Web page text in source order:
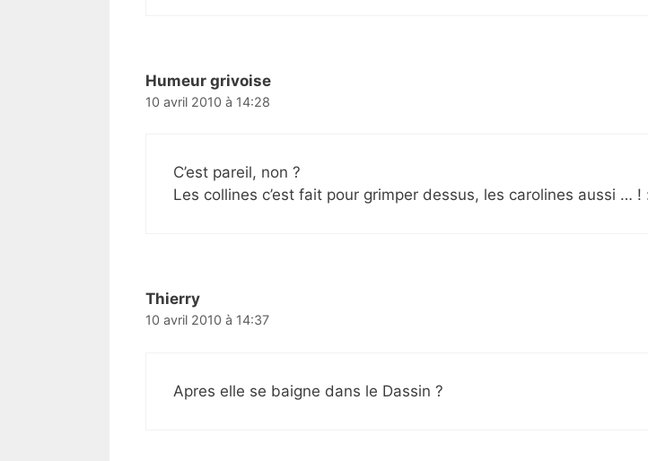
Humeur grivoise
10 avril 2010 à 14:28
C’est pareil, non ?
Les collines c’est fait pour grimper dessus, les carolines aussi …
Thierry
10 avril 2010 à 14:37
Apres elle se baigne dans le Dassin ?